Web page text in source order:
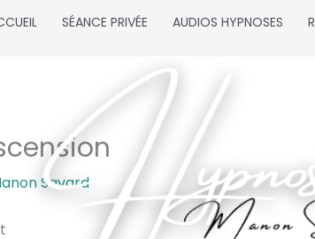
SÉANCE PRIVÉE AUDIOS HYPNOSES
Savard